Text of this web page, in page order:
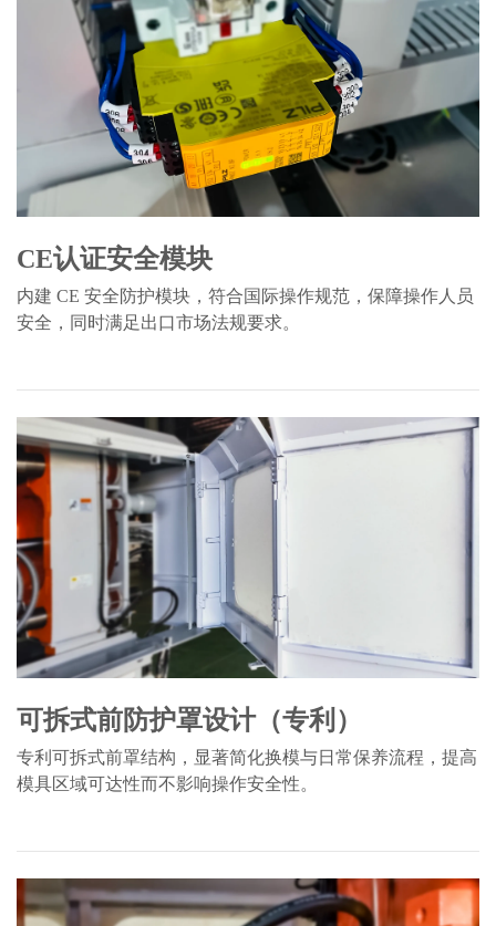
CE认证安全模块
内建 CE 安全防护模块，符合国际操作规范，保障操作人员
安全，同时满足出口市场法规要求。
可拆式前防护罩设计（专利）
专利可拆式前罩结构，显著简化换模与日常保养流程，提高
模具区域可达性而不影响操作安全性。